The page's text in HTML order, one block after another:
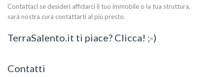
Contattaci se desideri affidarci il tuo immobile o la tua struttura,
sarà nostra cura contattarti al più presto.
TerraSalento.it ti piace? Clicca! ;-)
Contatti